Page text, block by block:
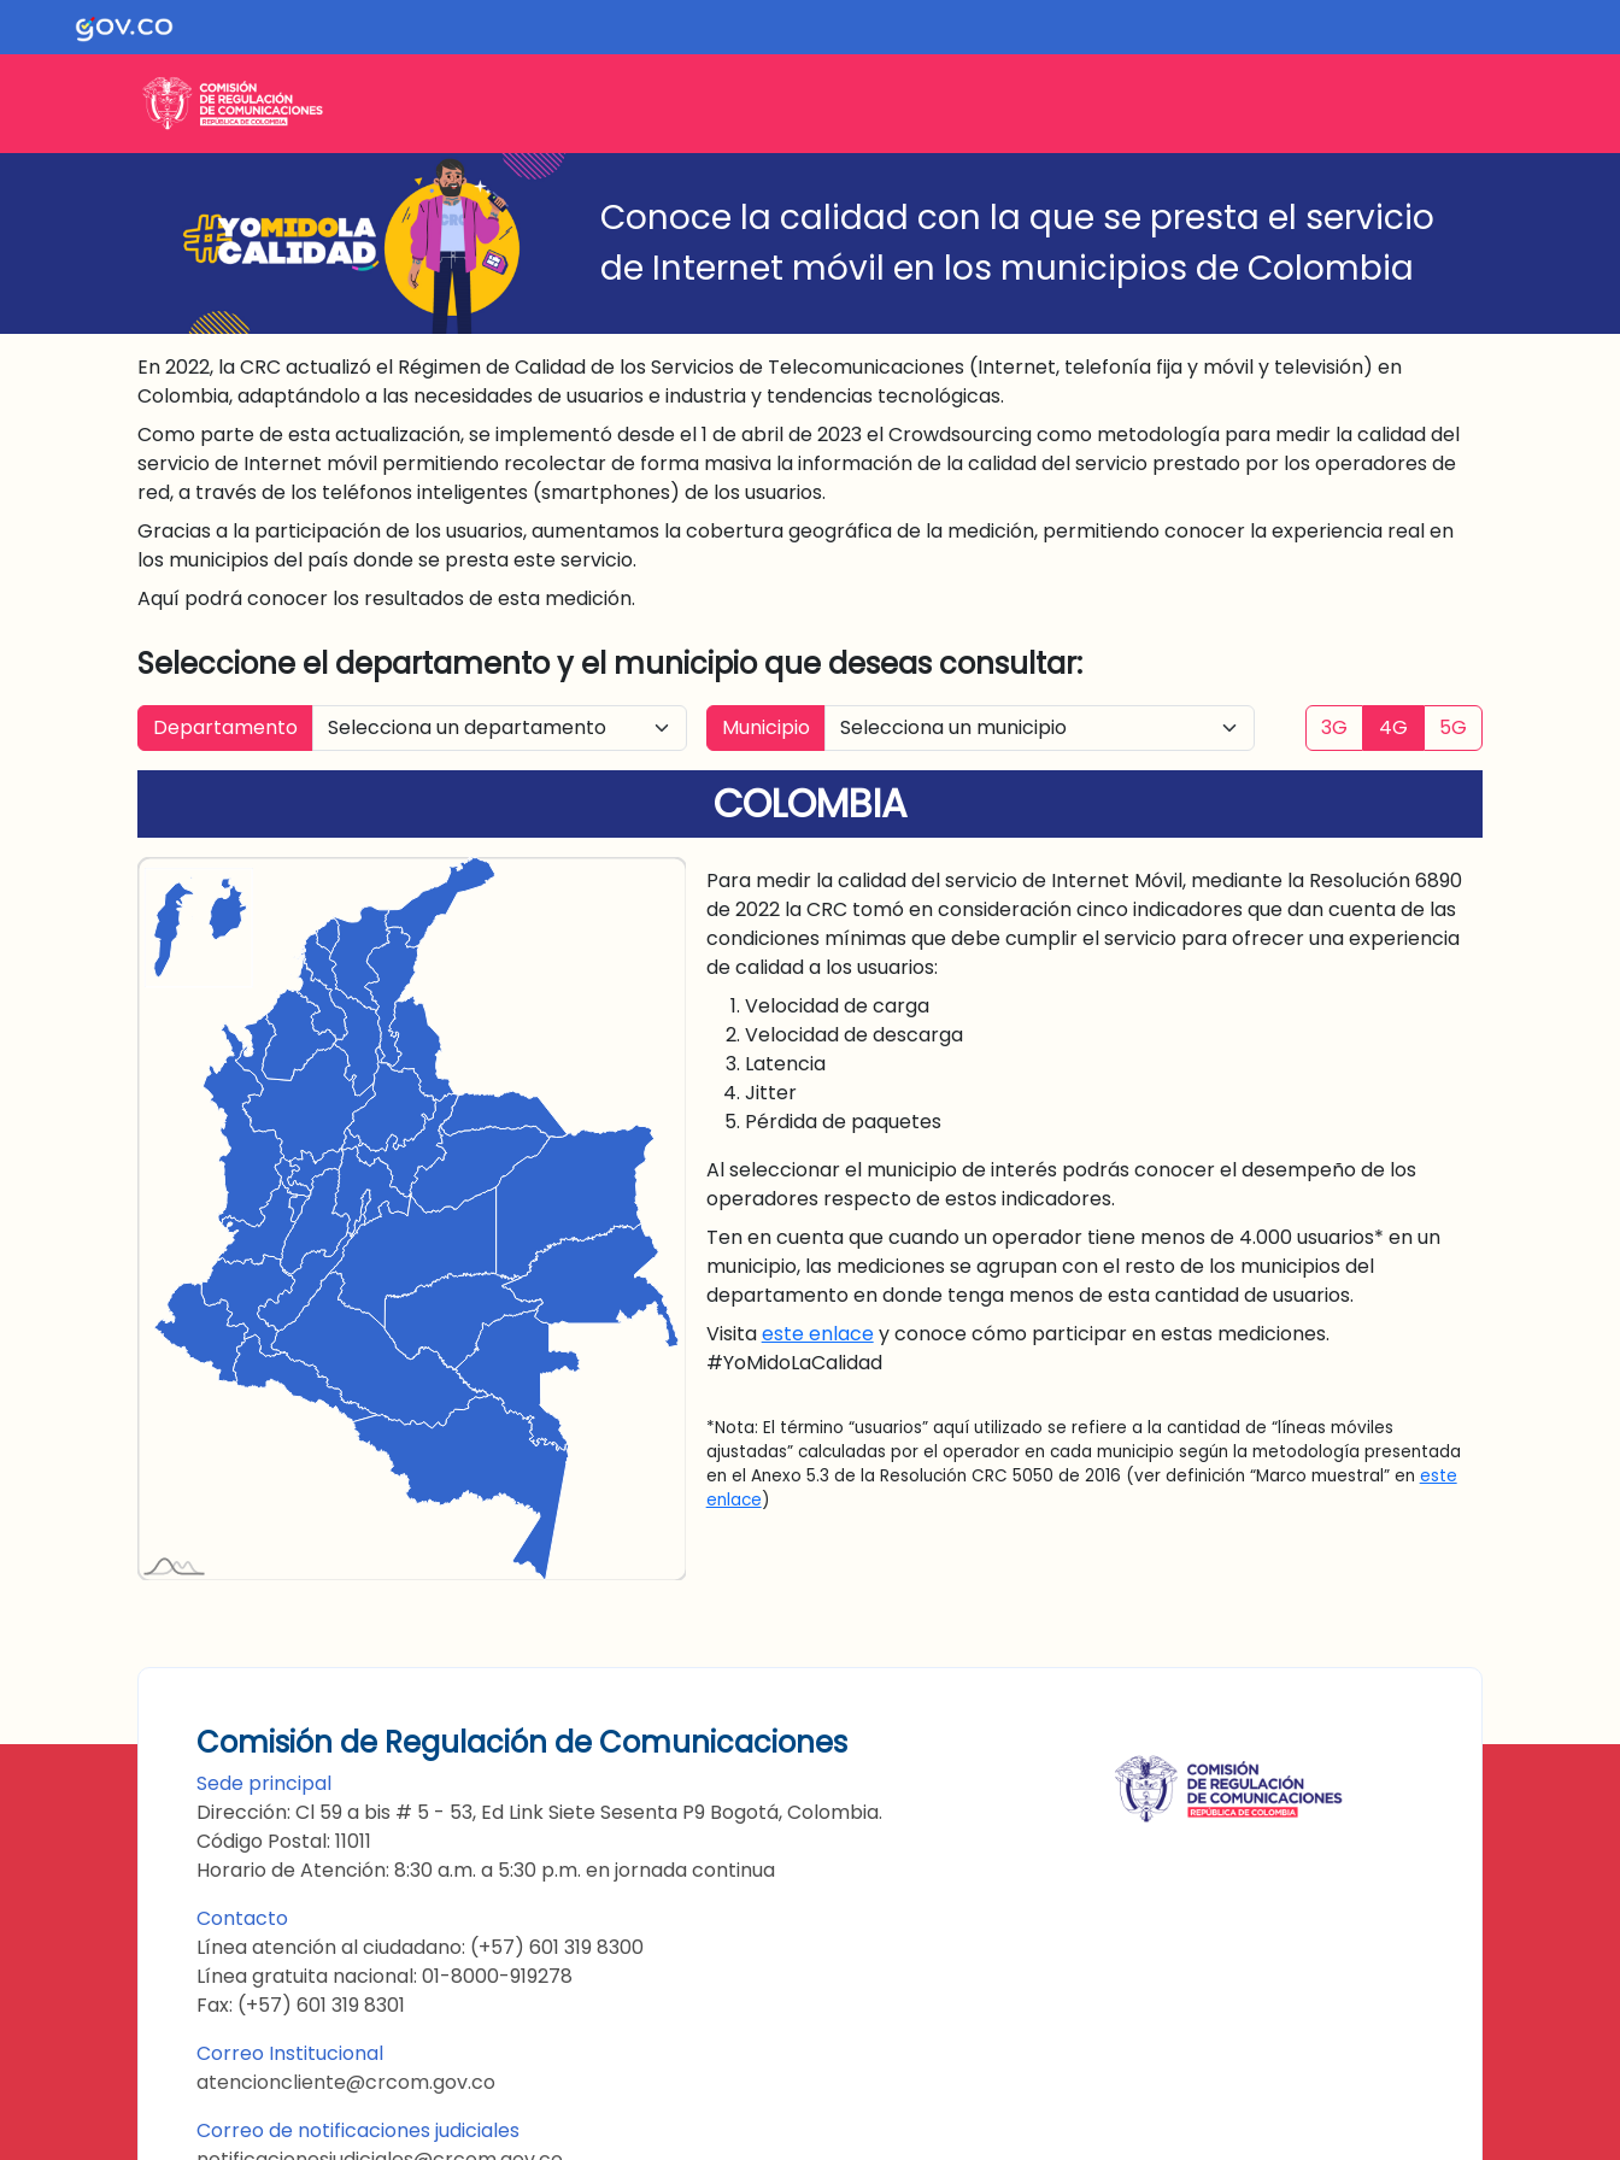
Conoce la calidad con la que se presta el servicio
de Internet móvil en los municipios de Colombia
En 2022, la CRC actualizó el Régimen de Calidad de los Servicios de Telecomunicaciones (Internet, telefonía fija y móvil y televisión) en
Colombia, adaptándolo a las necesidades de usuarios e industria y tendencias tecnológicas.
Como parte de esta actualización, se implementó desde el 1 de abril de 2023 el Crowdsourcing como metodología para medir la calidad del
servicio de Internet móvil permitiendo recolectar de forma masiva la información de la calidad del servicio prestado por los operadores de
red, a través de los teléfonos inteligentes (smartphones) de los usuarios.
Gracias a la participación de los usuarios, aumentamos la cobertura geográfica de la medición, permitiendo conocer la experiencia real en
los municipios del país donde se presta este servicio.
Aquí podrá conocer los resultados de esta medición.
Seleccione el departamento y el municipio que deseas consultar:
Departamento Municipio 3G 4G 5G
COLOMBIA
Para medir la calidad del servicio de Internet Móvil, mediante la Resolución 6890
de 2022 la CRC tomó en consideración cinco indicadores que dan cuenta de las
condiciones mínimas que debe cumplir el servicio para ofrecer una experiencia
de calidad a los usuarios:
Velocidad de carga
Velocidad de descarga
Latencia
Jitter
Pérdida de paquetes
Al seleccionar el municipio de interés podrás conocer el desempeño de los
operadores respecto de estos indicadores.
Ten en cuenta que cuando un operador tiene menos de 4.000 usuarios* en un
municipio, las mediciones se agrupan con el resto de los municipios del
departamento en donde tenga menos de esta cantidad de usuarios.
Visitaeste enlacey conoce cómo participar en estas mediciones.
#YoMidoLaCalidad
*Nota: El término “usuarios” aquí utilizado se refiere a la cantidad de “líneas móviles
ajustadas” calculadas por el operador en cada municipio según la metodología presentada
en el Anexo 5.3 de la Resolución CRC 5050 de 2016 (ver definición “Marco muestral” en este
enlace)
Comisión de Regulación de Comunicaciones
Sede principal
Dirección: Cl 59 a bis # 5 - 53, Ed Link Siete Sesenta P9 Bogotá, Colombia.
Código Postal: 11011
Horario de Atención: 8:30 a.m. a 5:30 p.m. en jornada continua
Contacto
Línea atención al ciudadano: (+57) 601 319 8300
Línea gratuita nacional: 01-8000-919278
Fax: (+57) 601 319 8301
Correo Institucional
atencioncliente@crcom.gov.co
Correo de notificaciones judiciales